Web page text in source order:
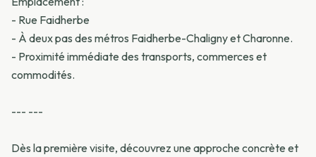
- Rue Faidherbe
- À deux pas des métros Faidherbe-Chaligny et Charonne.
- Proximité immédiate des transports, commerces et
commodités.
--- ---
Dès la première visite, découvrez une approche concrète et